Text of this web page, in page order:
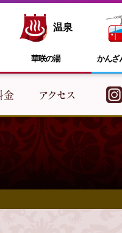
温泉
華咲の湯 かんざ